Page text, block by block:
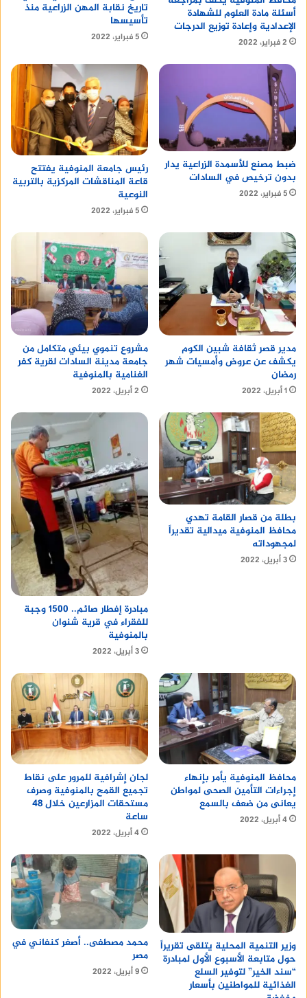
أسئلة مادة العلوم للشهادة
الإعدادية وإعادة توزيع الدرجات
2 فبراير، 2022
تاريخ نقابة المهن الزراعية منذ
تأسيسها
5 فبراير، 2022
ضبط مصنع للأسمدة الزراعية يدار
بدون ترخيص في السادات
5 فبراير، 2022
رئيس جامعة المنوفية يفتتح
قاعة المناقشات المركزية بالتربية
النوعية
5 فبراير، 2022
مدير قصر ثقافة شبين الكوم
يكشف عن عروض وأمسيات شهر
رمضان
1 أبريل، 2022
مشروع تنموي بيئي متكامل من
جامعة مدينة السادات لقرية كفر
الغنامية بالمنوفية
2 أبريل، 2022
بطلة من قصار القامة تهدي
محافظ المنوفية ميدالية تقديراً
لمجهوداته
3 أبريل، 2022
مبادرة إفطار صائم.. 1500 وجبة
للفقراء في قرية شنوان
بالمنوفية
3 أبريل، 2022
محافظ المنوفية يأمر بإنهاء
إجراءات التأمين الصحى لمواطن
يعانى من ضعف بالسمع
4 أبريل، 2022
لجان إشرافية للمرور على نقاط
تجميع القمح بالمنوفية وصرف
مستحقات المزارعين خلال 48
ساعة
4 أبريل، 2022
وزير التنمية المحلية يتلقى تقريراً
حول متابعة الأسبوع الأول لمبادرة
“سند الخير” لتوفير السلع
الغذائية للمواطنين بأسعار
محمد مصطفى.. أصغر كنفاني في
مصر
9 أبريل، 2022